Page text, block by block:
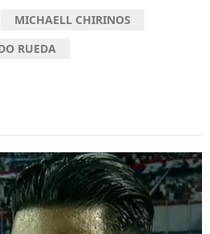
MICHAELL CHIRINOS
RUEDA